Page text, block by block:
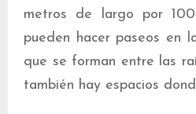
metros de largo por
pueden hacer paseos en
que se forman entre las
también hay espacios